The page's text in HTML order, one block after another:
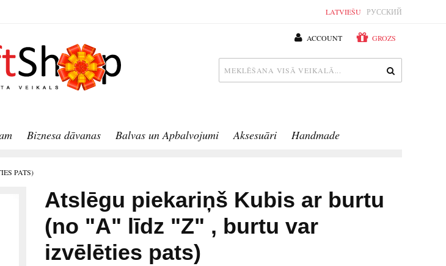
LATVIEŠU РУССКИЙ
ACCOUNT GROZS
Biznesa dāvanas Balvas un Apbalvojumi Aksesuāri Handmade
PATS)
Atslēgu piekariņš Kubis ar burtu
(no "A" līdz "Z" , burtu var
izvēlēties pats)